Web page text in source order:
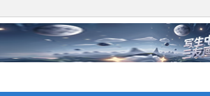
人士“创业行动”开始 拉！写